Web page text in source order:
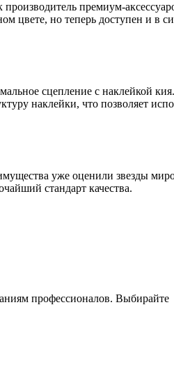
премиум-
цвете, но теперь доступен и в
сцепление с наклейкой
наклейки, что позволяет
уже оценили звезды
стандарт качества.
профессионалов. Выбирайте